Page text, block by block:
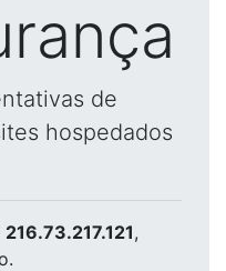
de
hospedados
216.73.217.121,